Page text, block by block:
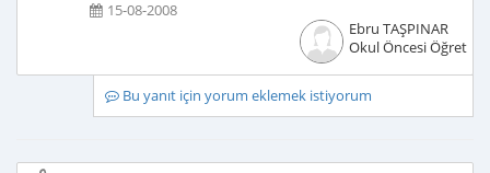
15-08-2008
Ebru TAŞPINAR
Okul Öncesi
Bu yanıt için yorum eklemek istiyorum